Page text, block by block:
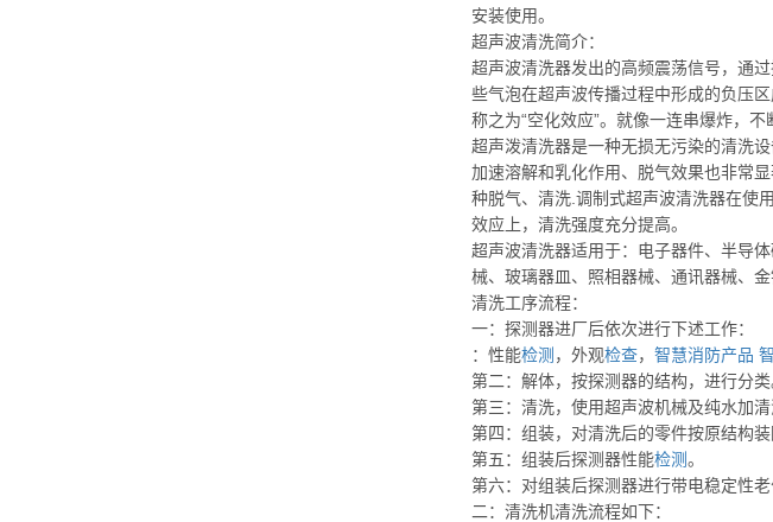
安装使用。
超声波清洗简介：
超声波清洗器发出的高频震荡信号，通
些气泡在超声波传播过程中形成的负压
称之为“空化效应”。就像一连串爆炸，
超声泼清洗器是一种无损无污染的清洗
加速溶解和乳化作用、脱气效果也非常
种脱气、清洗.调制式超声波清洗器在使
效应上，清洗强度充分提高。
超声波清洗器适用于：电子器件、半导
械、玻璃器皿、照相器械、通讯器械、
清洗工序流程：
一：探测器进厂后依次进行下述工作：
：性能检测 ，外观检查， 智慧消防产品
第二：解体，按探测器的结构，进行分类
第三：清洗，使用超声波机械及纯水加
第四：组装，对清洗后的零件按原结构装
第五：组装后探测器性能检测。
第六：对组装后探测器进行带电稳定性老
二：清洗机清洗流程如下：